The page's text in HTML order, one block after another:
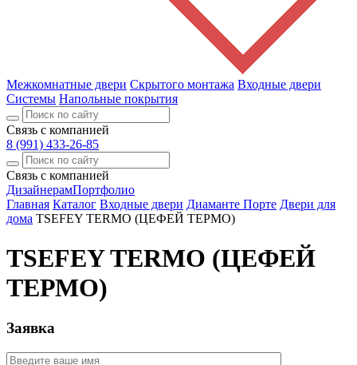
Межкомнатные двери Скрытого монтажа Входные двери
Системы Напольные покрытия
Связь с компанией
8 (991) 433-26-85
Связь с компанией
ДизайнерамПортфолио
Главная Каталог Входные двери Диаманте Порте Двери для
дома TSEFEY TERMO (ЦЕФЕЙ ТЕРМО)
TSEFEY TERMO (ЦЕФЕЙ
ТЕРМО)
Заявка